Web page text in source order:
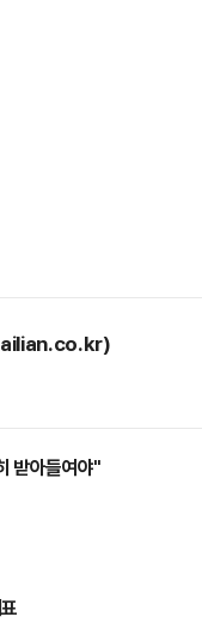
받아들여야"